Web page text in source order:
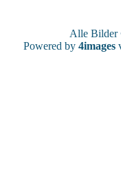
Alle
Powered by 4images